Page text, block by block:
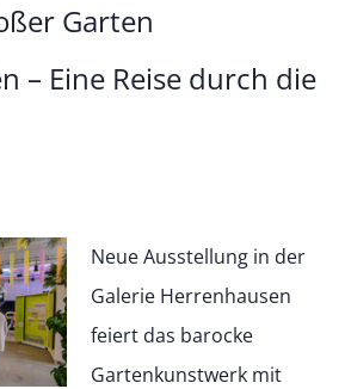
Garten
– Eine Reise durch die
Neue Ausstellung in der
Galerie Herrenhausen
feiert das barocke
Gartenkunstwerk mit